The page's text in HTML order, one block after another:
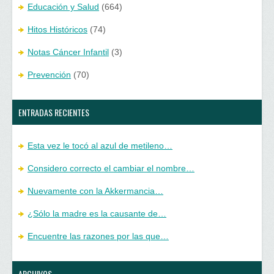
Educación y Salud (664)
Hitos Históricos (74)
Notas Cáncer Infantil (3)
Prevención (70)
ENTRADAS RECIENTES
Esta vez le tocó al azul de metileno…
Considero correcto el cambiar el nombre…
Nuevamente con la Akkermancia…
¿Sólo la madre es la causante de…
Encuentre las razones por las que…